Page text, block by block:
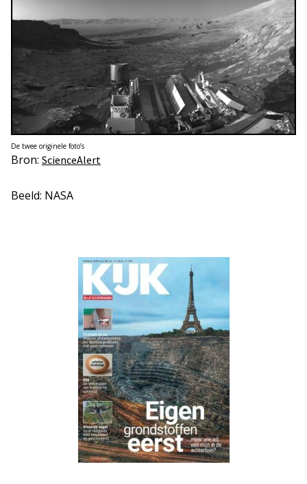
De twee originele foto’s
Bron: ScienceAlert
Beeld: NASA